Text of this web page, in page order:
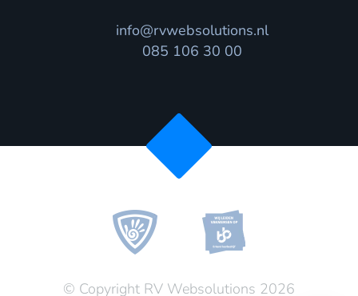
info@rvwebsolutions.nl
085 106 30 00
© Copyright RV Websolutions 2026